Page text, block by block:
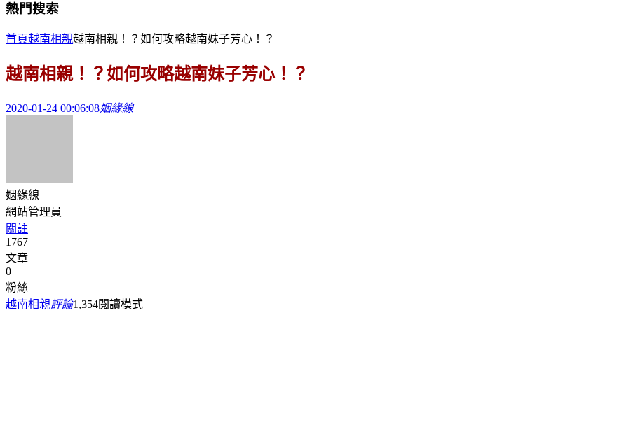
熱門搜索
首頁越南相親越南相親！？如何攻略越南妹子芳心！？
越南相親！？如何攻略越南妹子芳心！？
2020-01-24 00:06:08姻緣線
姻緣線
網站管理員
關註
1767
文章
0
粉絲
越南相親評論1,354閱讀模式